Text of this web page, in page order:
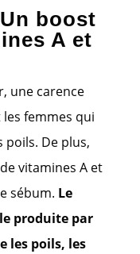
boost
A et
une carence
femmes qui
poils. De plus,
vitamines A et
sébum. Le
produite par
les poils, les